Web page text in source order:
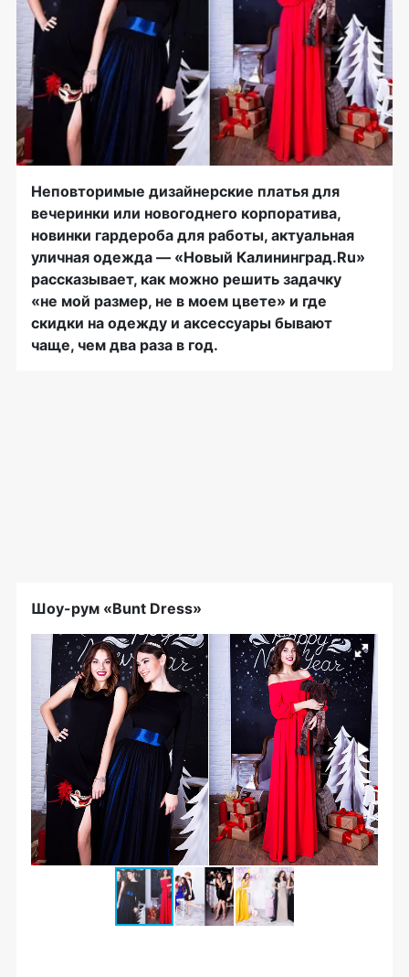
Неповторимые дизайнерские платья для
вечеринки или новогоднего корпоратива,
новинки гардероба для работы, актуальная
уличная одежда — «Новый Калининград.Ru»
рассказывает, как можно решить задачку
«не мой размер, не в моем цвете» и где
скидки на одежду и аксессуары бывают
чаще, чем два раза в год.
Шоу-рум «Bunt Dress»